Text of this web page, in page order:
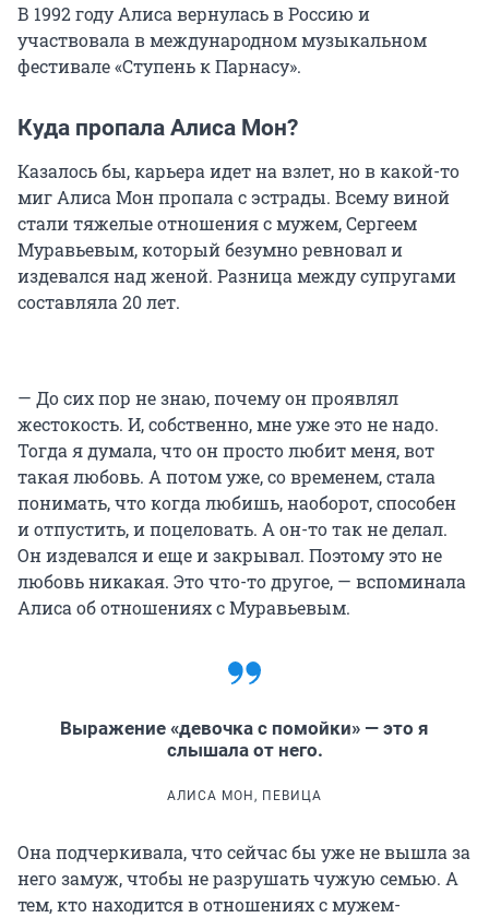
В 1992 году Алиса вернулась в Россию и
участвовала в международном музыкальном
фестивале «Ступень к Парнасу».
Куда пропала Алиса Мон?
Казалось бы, карьера идет на взлет, но в какой-то
миг Алиса Мон пропала с эстрады. Всему виной
стали тяжелые отношения с мужем, Сергеем
Муравьевым, который безумно ревновал и
издевался над женой. Разница между супругами
составляла 20 лет.
— До сих пор не знаю, почему он проявлял
жестокость. И, собственно, мне уже это не надо.
Тогда я думала, что он просто любит меня, вот
такая любовь. А потом уже, со временем, стала
понимать, что когда любишь, наоборот, способен
и отпустить, и поцеловать. А он-то так не делал.
Он издевался и еще и закрывал. Поэтому это не
любовь никакая. Это что-то другое, — вспоминала
Алиса об отношениях с Муравьевым.
Выражение «девочка с помойки» — это я
слышала от него.
АЛИСА МОН, ПЕВИЦА
Она подчеркивала, что сейчас бы уже не вышла за
него замуж, чтобы не разрушать чужую семью. А
тем, кто находится в отношениях с мужем-